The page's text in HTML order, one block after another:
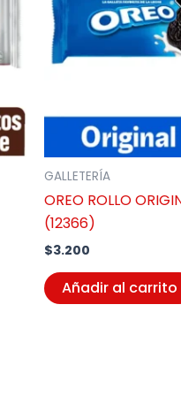
GALLETERÍA
OREO ROLLO
(12366)
$3.200
Añadir al carrito